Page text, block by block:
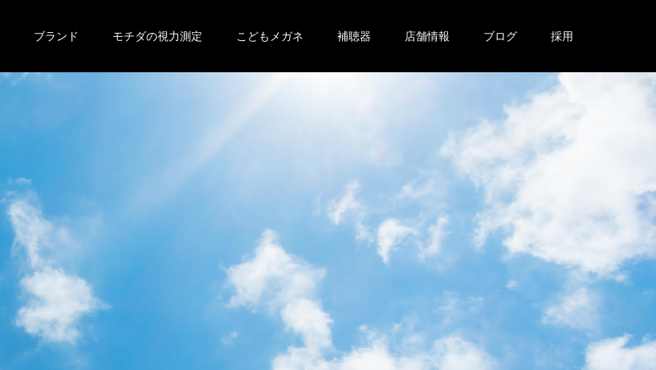
ブランド モチダの視力測定 こどもメガネ 補聴器 店舗情報 ブログ 採用